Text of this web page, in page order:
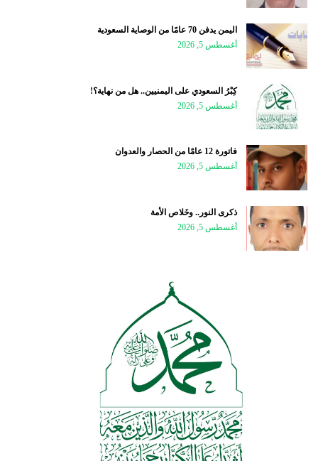
اليمن يدفن 70 عامًا من الوصاية السعودية
أغسطس 5, 2026
كِبْرُ السعودي على اليمنيين.. هل من نهاية؟!
أغسطس 5, 2026
فاتورة 12 عامًا من الحصار والعدوان
أغسطس 5, 2026
ذكرى النور.. وخَلاص الأمة
أغسطس 5, 2026